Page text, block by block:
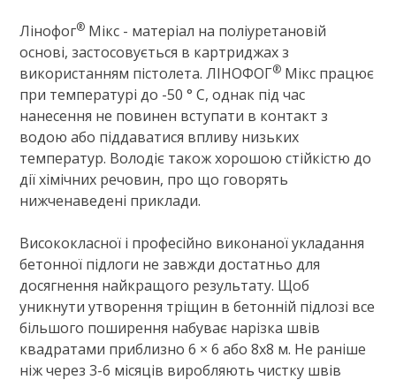
Лінофог® Мікс - матеріал на поліуретановій
основі, застосовується в картриджах з
використанням пістолета. ЛІНОФОГ® Мікс працює
при температурі до -50 ° С, однак під час
нанесення не повинен вступати в контакт з
водою або піддаватися впливу низьких
температур. Володіє також хорошою стійкістю до
дії хімічних речовин, про що говорять
нижченаведені приклади.
Висококласної і професійно виконаної укладання
бетонної підлоги не завжди достатньо для
досягнення найкращого результату. Щоб
уникнути утворення тріщин в бетонній підлозі все
більшого поширення набуває нарізка швів
квадратами приблизно 6 × 6 або 8х8 м. Не раніше
ніж через 3-6 місяців виробляють чистку швів